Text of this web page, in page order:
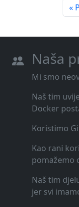
«
Naša
Mi smo
Naš tim
Docker
Koristimo
Kao rani
pomažemo
Naš tim
jer svi